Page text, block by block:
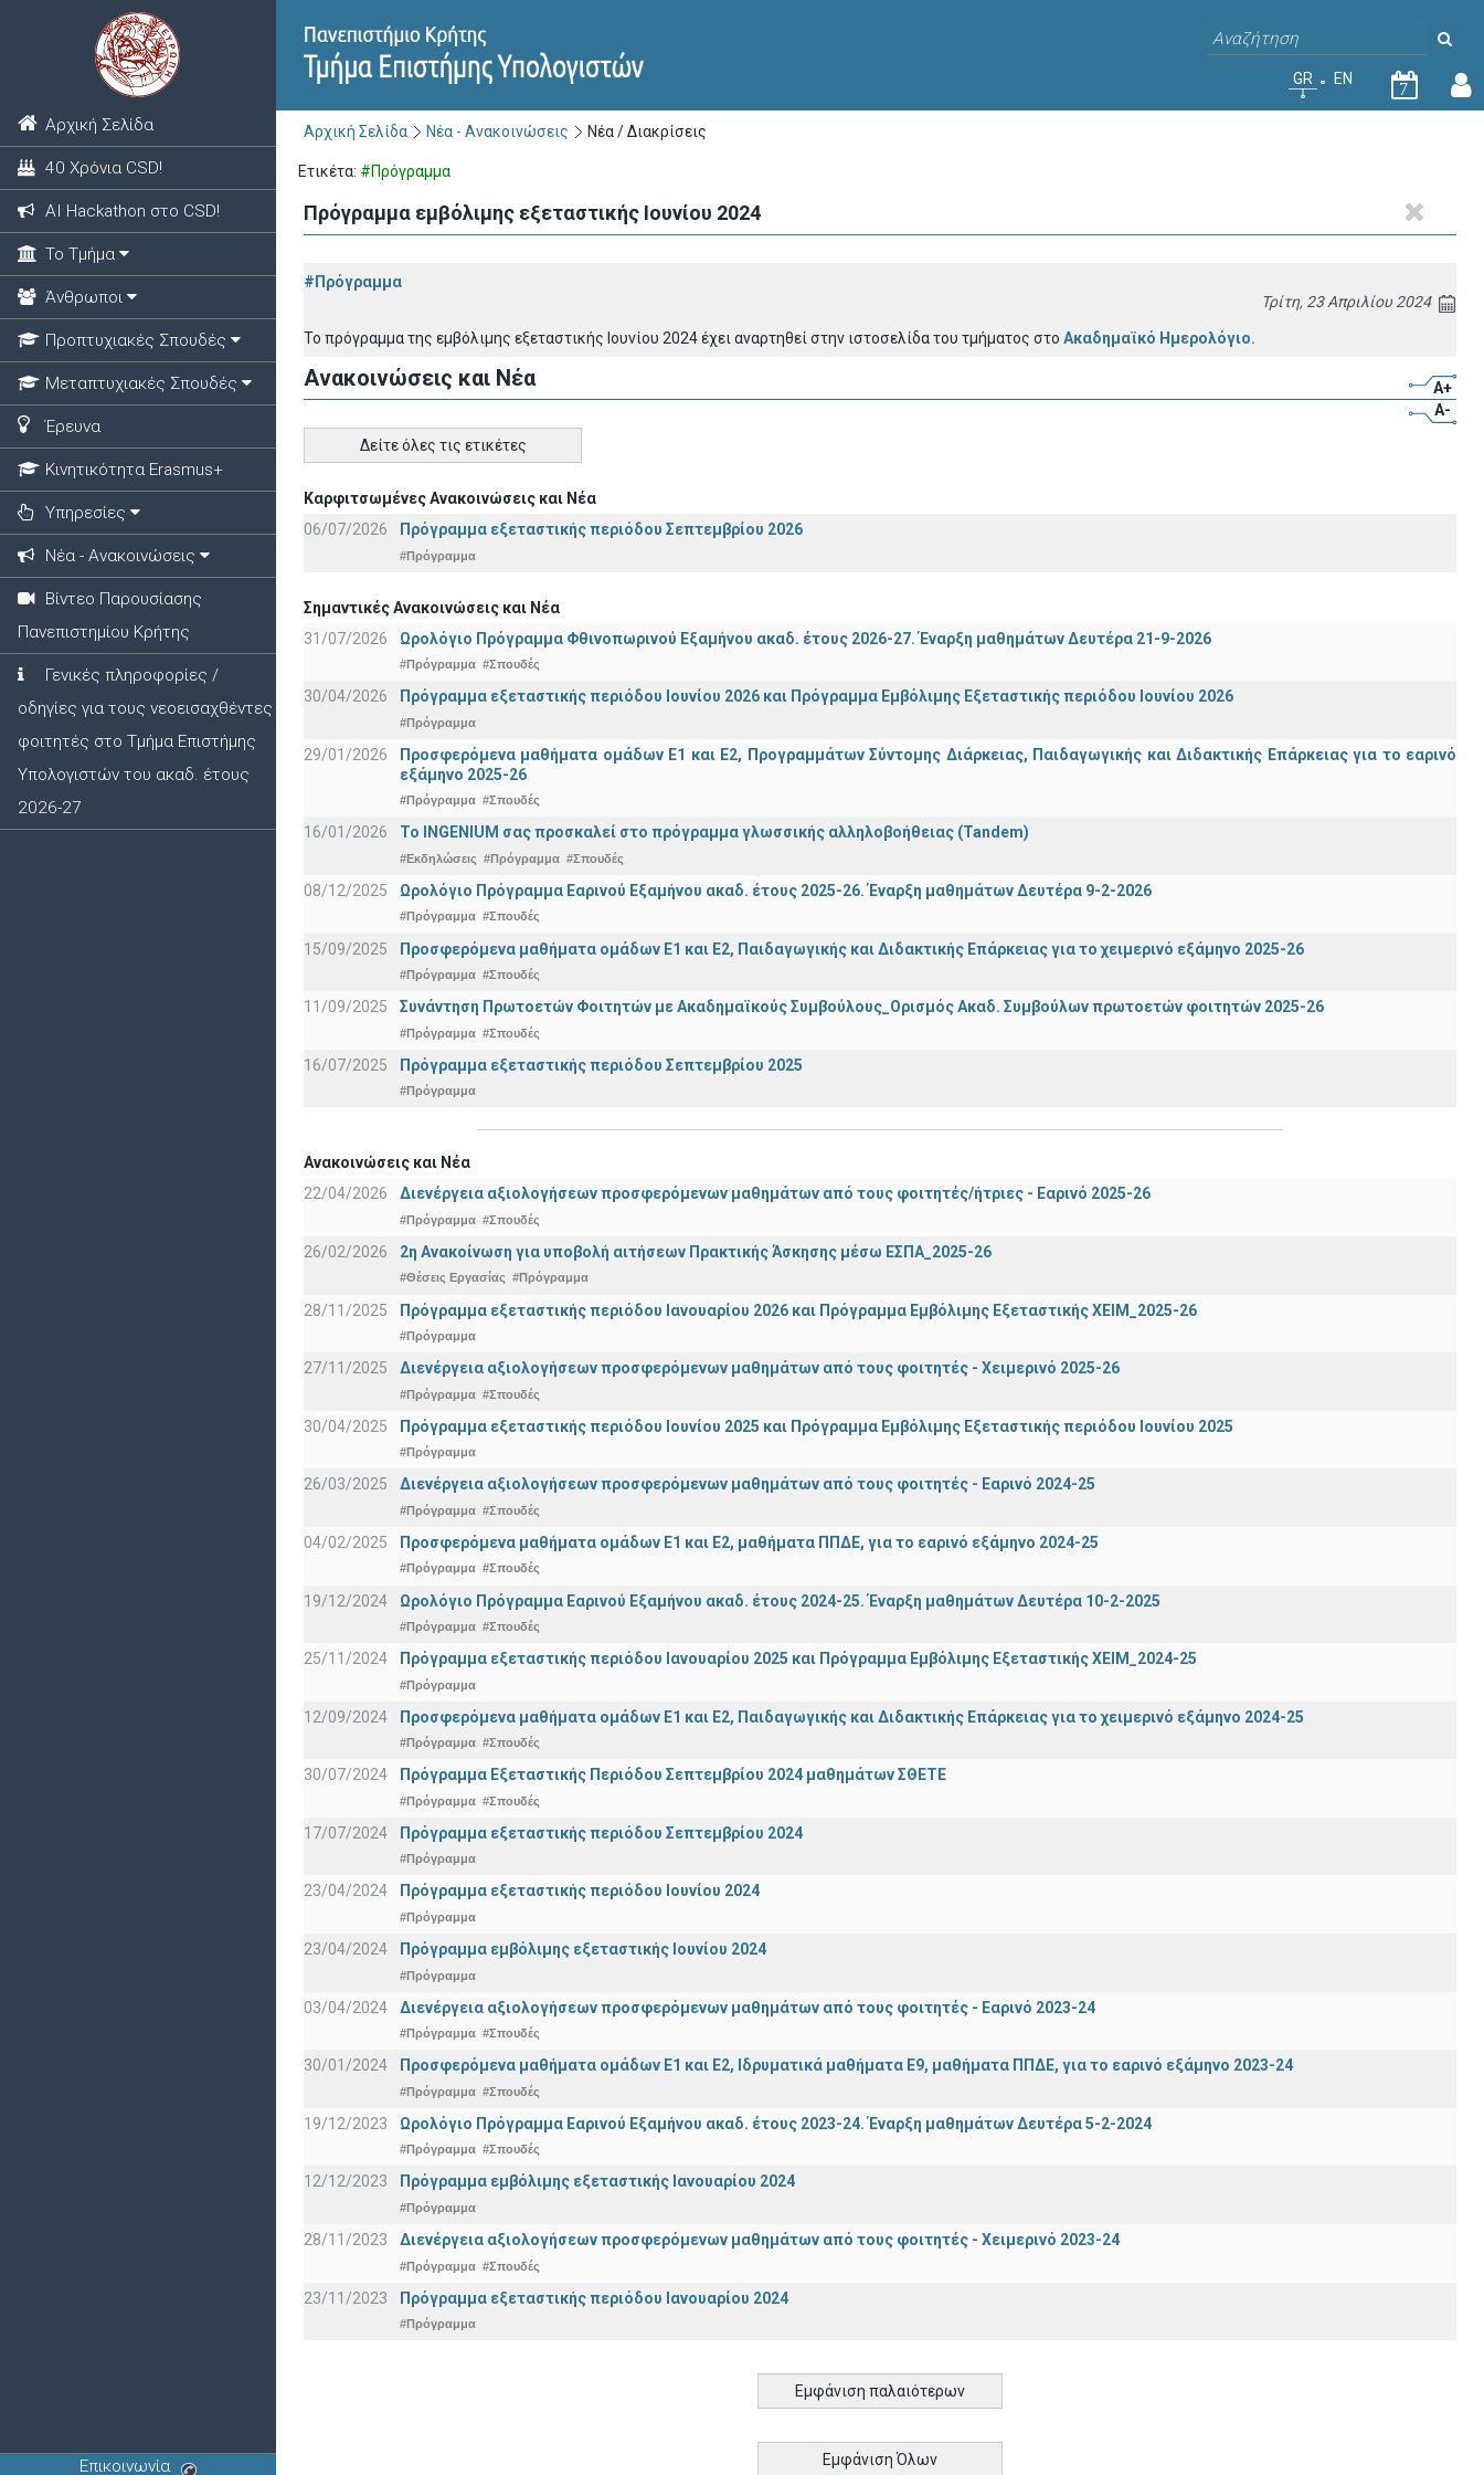
Αρχική Σελίδα
40 Χρόνια CSD!
ΑΙ Hackathon στο CSD!
Το Τμήμα
Άνθρωποι
Προπτυχιακές Σπουδές
Μεταπτυχιακές Σπουδές
Έρευνα
Κινητικότητα Erasmus+
Υπηρεσίες
Νέα - Ανακοινώσεις
Βίντεο Παρουσίασης
Πανεπιστημίου Κρήτης
Γενικές πληροφορίες /
οδηγίες για τους νεοεισαχθέντες
φοιτητές στο Τμήμα Επιστήμης
Υπολογιστών του ακαδ. έτους
2026-27
Επικοινωνία
GR EN
7
Αρχική Σελίδα Νέα - Ανακοινώσεις Νέα / Διακρίσεις
Ετικέτα: #Πρόγραμμα
Πρόγραμμα εμβόλιμης εξεταστικής Ιουνίου 2024
#Πρόγραμμα
Τρίτη, 23 Απριλίου 2024
Το πρόγραμμα της εμβόλιμης εξεταστικής Ιoυνίου 2024 έχει αναρτηθεί στην ιστοσελίδα του τμήματος στο Ακαδημαϊκό Ημερολόγιο.
Ανακοινώσεις και Νέα
A+
A-
Δείτε όλες τις ετικέτες
Καρφιτσωμένες Ανακοινώσεις και Νέα
06/07/2026
Πρόγραμμα εξεταστικής περιόδου Σεπτεμβρίου 2026
#Πρόγραμμα
Σημαντικές Ανακοινώσεις και Νέα
31/07/2026
Ωρολόγιο Πρόγραμμα Φθινοπωρινού Εξαμήνου ακαδ. έτους 2026-27. Έναρξη μαθημάτων Δευτέρα 21-9-2026
#Πρόγραμμα #Σπουδές
30/04/2026 Πρόγραμμα εξεταστικής περιόδου Ιουνίου 2026 και Πρόγραμμα Εμβόλιμης Εξεταστικής περιόδου Ιουνίου 2026
#Πρόγραμμα
29/01/2026
Προσφερόμενα μαθήματα ομάδων Ε1 και Ε2, Προγραμμάτων Σύντομης Διάρκειας, Παιδαγωγικής και Διδακτικής Επάρκειας για το εαρινό
εξάμηνο 2025-26
#Πρόγραμμα #Σπουδές
16/01/2026 Το INGENIUM σας προσκαλεί στο πρόγραμμα γλωσσικής αλληλοβοήθειας (Tandem)
#Εκδηλώσεις #Πρόγραμμα #Σπουδές
08/12/2025 Ωρολόγιο Πρόγραμμα Εαρινού Εξαμήνου ακαδ. έτους 2025-26. Έναρξη μαθημάτων Δευτέρα 9-2-2026
#Πρόγραμμα #Σπουδές
15/09/2025 Προσφερόμενα μαθήματα ομάδων Ε1 και Ε2, Παιδαγωγικής και Διδακτικής Επάρκειας για το χειμερινό εξάμηνο 2025-26
#Πρόγραμμα #Σπουδές
11/09/2025 Συνάντηση Πρωτοετών Φοιτητών με Ακαδημαϊκούς Συμβούλους_Ορισμός Ακαδ. Συμβούλων πρωτοετών φοιτητών 2025-26
#Πρόγραμμα #Σπουδές
16/07/2025 Πρόγραμμα εξεταστικής περιόδου Σεπτεμβρίου 2025
#Πρόγραμμα
Ανακοινώσεις και Νέα
22/04/2026
Διενέργεια αξιολογήσεων προσφερόμενων μαθημάτων από τους φοιτητές/ήτριες - Εαρινό 2025-26
#Πρόγραμμα #Σπουδές
26/02/2026 2η Ανακοίνωση για υποβολή αιτήσεων Πρακτικής Άσκησης μέσω ΕΣΠΑ_2025-26
#Θέσεις Εργασίας #Πρόγραμμα
28/11/2025 Πρόγραμμα εξεταστικής περιόδου Ιανουαρίου 2026 και Πρόγραμμα Εμβόλιμης Εξεταστικής ΧΕΙΜ_2025-26
#Πρόγραμμα
27/11/2025 Διενέργεια αξιολογήσεων προσφερόμενων μαθημάτων από τους φοιτητές - Χειμερινό 2025-26
#Πρόγραμμα #Σπουδές
30/04/2025 Πρόγραμμα εξεταστικής περιόδου Ιουνίου 2025 και Πρόγραμμα Εμβόλιμης Εξεταστικής περιόδου Ιουνίου 2025
#Πρόγραμμα
26/03/2025 Διενέργεια αξιολογήσεων προσφερόμενων μαθημάτων από τους φοιτητές - Εαρινό 2024-25
#Πρόγραμμα #Σπουδές
04/02/2025 Προσφερόμενα μαθήματα ομάδων Ε1 και Ε2, μαθήματα ΠΠΔΕ, για το εαρινό εξάμηνο 2024-25
#Πρόγραμμα #Σπουδές
19/12/2024 Ωρολόγιο Πρόγραμμα Εαρινού Εξαμήνου ακαδ. έτους 2024-25. Έναρξη μαθημάτων Δευτέρα 10-2-2025
#Πρόγραμμα #Σπουδές
25/11/2024 Πρόγραμμα εξεταστικής περιόδου Ιανουαρίου 2025 και Πρόγραμμα Εμβόλιμης Εξεταστικής ΧΕΙΜ_2024-25
#Πρόγραμμα
12/09/2024 Προσφερόμενα μαθήματα ομάδων Ε1 και Ε2, Παιδαγωγικής και Διδακτικής Επάρκειας για το χειμερινό εξάμηνο 2024-25
#Πρόγραμμα #Σπουδές
30/07/2024 Πρόγραμμα Εξεταστικής Περιόδου Σεπτεμβρίου 2024 μαθημάτων ΣΘΕΤΕ
#Πρόγραμμα #Σπουδές
17/07/2024 Πρόγραμμα εξεταστικής περιόδου Σεπτεμβρίου 2024
#Πρόγραμμα
23/04/2024 Πρόγραμμα εξεταστικής περιόδου Ιουνίου 2024
#Πρόγραμμα
23/04/2024 Πρόγραμμα εμβόλιμης εξεταστικής Ιουνίου 2024
#Πρόγραμμα
03/04/2024 Διενέργεια αξιολογήσεων προσφερόμενων μαθημάτων από τους φοιτητές - Εαρινό 2023-24
#Πρόγραμμα #Σπουδές
30/01/2024 Προσφερόμενα μαθήματα ομάδων Ε1 και Ε2, Ιδρυματικά μαθήματα Ε9, μαθήματα ΠΠΔΕ, για το εαρινό εξάμηνο 2023-24
#Πρόγραμμα #Σπουδές
19/12/2023 Ωρολόγιο Πρόγραμμα Εαρινού Εξαμήνου ακαδ. έτους 2023-24. Έναρξη μαθημάτων Δευτέρα 5-2-2024
#Πρόγραμμα #Σπουδές
12/12/2023 Πρόγραμμα εμβόλιμης εξεταστικής Ιανουαρίου 2024
#Πρόγραμμα
28/11/2023 Διενέργεια αξιολογήσεων προσφερόμενων μαθημάτων από τους φοιτητές - Χειμερινό 2023-24
#Πρόγραμμα #Σπουδές
23/11/2023 Πρόγραμμα εξεταστικής περιόδου Ιανουαρίου 2024
#Πρόγραμμα
Εμφάνιση παλαιότερων
Εμφάνιση Όλων